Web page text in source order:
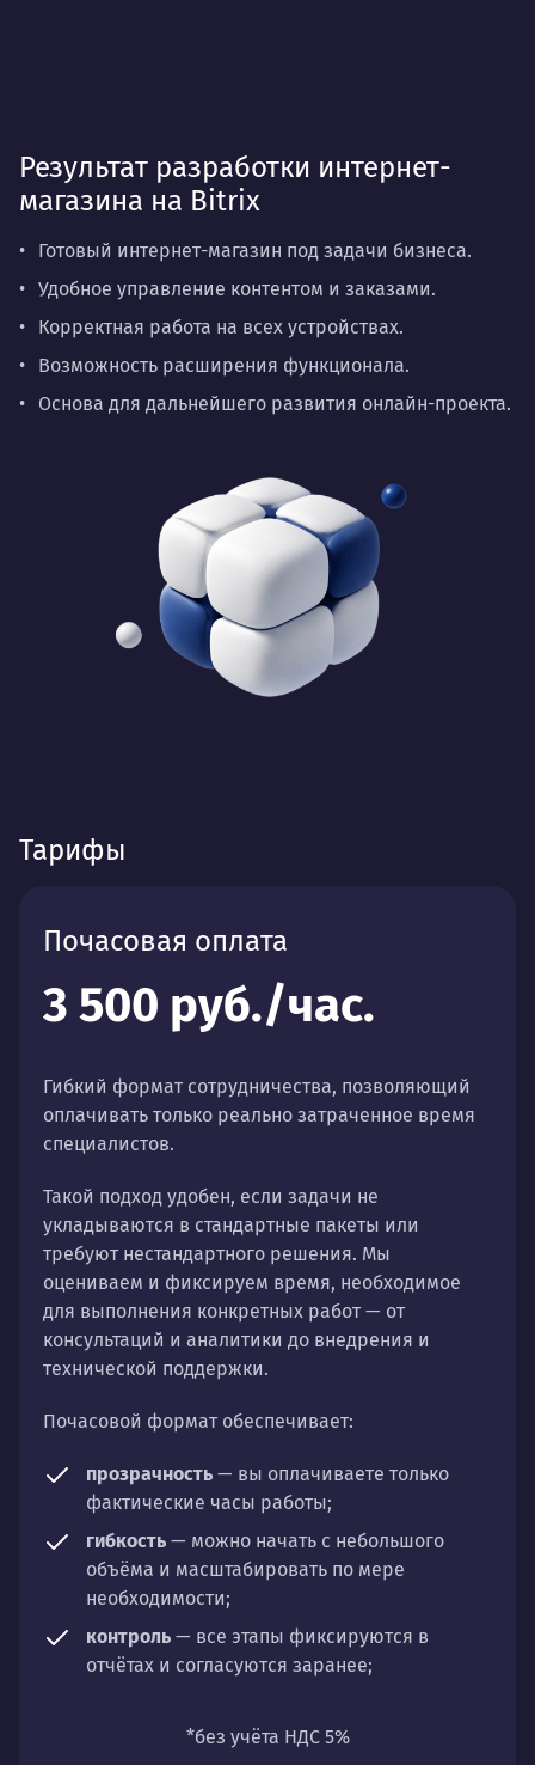
Результат разработки интернет-
магазина на Bitrix
Готовый интернет-магазин под задачи бизнеса.
Удобное управление контентом и заказами.
Корректная работа на всех устройствах.
Возможность расширения функционала.
Основа для дальнейшего развития онлайн-проекта.
Тарифы
Почасовая оплата
3 500 руб./час.
Гибкий формат сотрудничества, позволяющий
оплачивать только реально затраченное время
специалистов.
Такой подход удобен, если задачи не
укладываются в стандартные пакеты или
требуют нестандартного решения. Мы
оцениваем и фиксируем время, необходимое
для выполнения конкретных работ — от
консультаций и аналитики до внедрения и
технической поддержки.
Почасовой формат обеспечивает:
прозрачность — вы оплачиваете только
фактические часы работы;
гибкость — можно начать с небольшого
объёма и масштабировать по мере
необходимости;
контроль — все этапы фиксируются в
отчётах и согласуются заранее;
направлений: стратегии, настройки,
*без учёта НДС 5%